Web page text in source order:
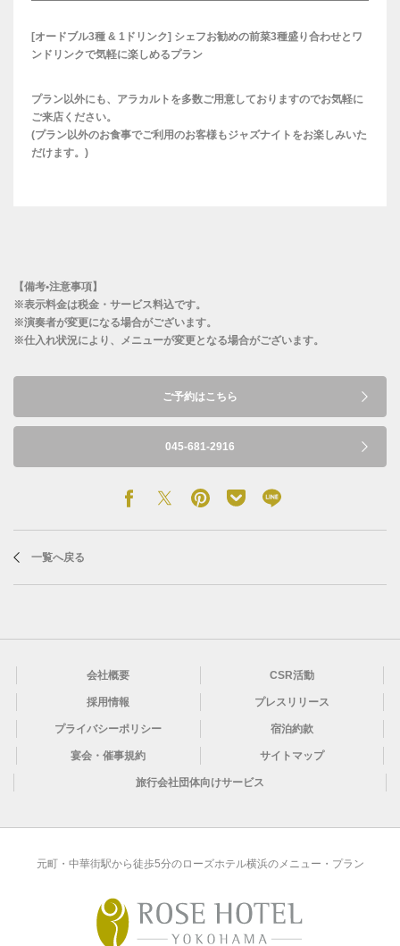
[オードブル3種 & 1ドリンク] シェフお勧めの前菜3種盛り合わせとワ
ンドリンクで気軽に楽しめるプラン
プラン以外にも、アラカルトを多数ご用意しておりますのでお気軽に
ご来店ください。
(プラン以外のお食事でご利用のお客様もジャズナイトをお楽しみいた
だけます。)
【備考•注意事項】
※表示料金は税金・サービス料込です。
※演奏者が変更になる場合がございます。
※仕入れ状況により、メニューが変更となる場合がございます。
ご予約はこちら
045-681-2916
一覧へ戻る
会社概要 CSR活動
採用情報 プレスリリース
プライバシーポリシー 宿泊約款
宴会・催事規約 サイトマップ
旅行会社団体向けサービス
元町・中華街駅から徒歩5分のローズホテル横浜のメニュー・プラン